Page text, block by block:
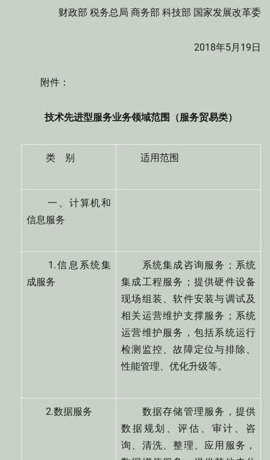
财政部 税务总局 商务部 科技部 国家发展改革委
2018年5月19日
附件：
技术先进型服务业务领域范围（服务贸易类）
类 别 适用范围
一、计算机和
信息服务
1.信息系统集
成服务
系统集成咨询服务；系统
集成工程服务；提供硬件设备
现场组装、软件安装与调试及
相关运营维护支撑服务；系统
运营维护服务，包括系统运行
检测监控、故障定位与排除、
性能管理、优化升级等。
2.数据服务
数据存储管理服务，提供
数据规划、评估、审计、咨
询、清洗、整理、应用服务，